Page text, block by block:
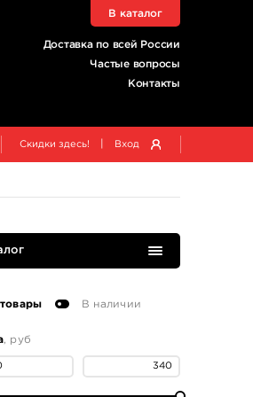
Доставка по всей России
Частые вопросы
Контакты
В каталог
Скидки здесь! Вход
В наличии
, руб